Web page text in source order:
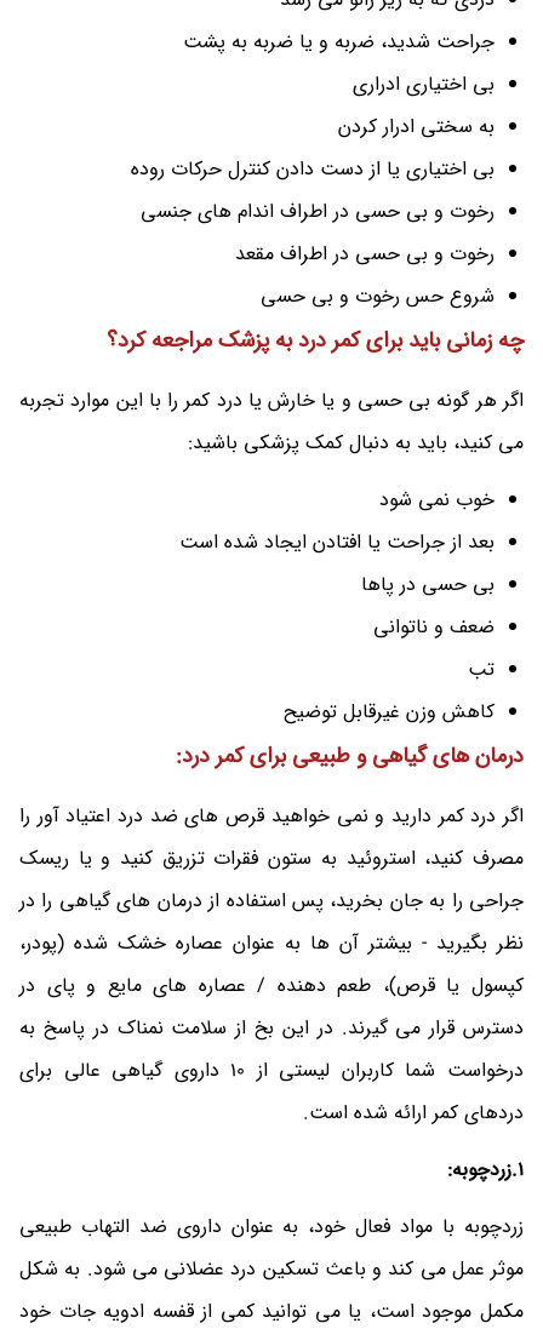
جراحت شدید، ضربه و یا ضربه به پشت
بی اختیاری ادراری
به سختی ادرار کردن
بی اختیاری یا از دست دادن کنترل حرکات روده
رخوت و بی حسی در اطراف اندام های جنسی
رخوت و بی حسی در اطراف مقعد
شروع حس رخوت و بی حسی
چه زمانی باید برای کمر درد به پزشک مراجعه کرد؟
اگر هر گونه بی حسی و یا خارش یا درد کمر را با این موارد تجربه
می کنید، باید به دنبال کمک پزشکی باشید:
خوب نمی شود
بعد از جراحت یا افتادن ایجاد شده است
بی حسی در پاها
ضعف و ناتوانی
تب
کاهش وزن غیرقابل توضیح
درمان های گیاهی و طبیعی برای کمر درد:
اگر درد کمر دارید و نمی خواهید قرص های ضد درد اعتیاد آور را
مصرف کنید، استروئید به ستون فقرات تزریق کنید و یا ریسک
جراحی را به جان بخرید، پس استفاده از درمان های گیاهی را در
نظر بگیرید - بیشتر آن ها به عنوان عصاره خشک شده (پودر،
کپسول یا قرص)، طعم دهنده / عصاره های مایع و پای در
دسترس قرار می گیرند. در این بخ از سلامت نمناک در پاسخ به
درخواست شما کاربران لیستی از 10 داروی گیاهی عالی برای
دردهای کمر ارائه شده است.
1.زردچوبه:
زردچوبه با مواد فعال خود، به عنوان داروی ضد التهاب طبیعی
موثر عمل می کند و باعث تسکین درد عضلانی می شود. به شکل
مکمل موجود است، یا می توانید کمی از قفسه ادویه جات خود